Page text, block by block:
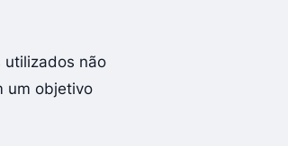
utilizados não
um objetivo